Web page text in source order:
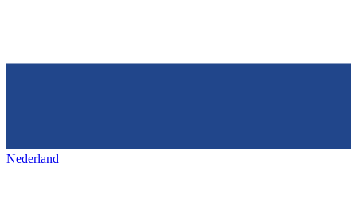
Nederland